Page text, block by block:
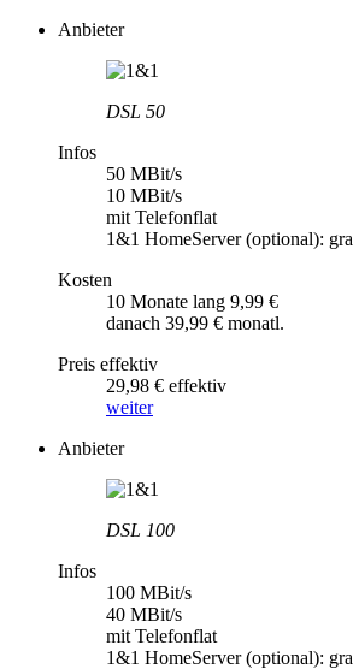
Anbieter
DSL 50
Infos
50 MBit/s
10 MBit/s
mit Telefonflat
1&1 HomeServer (optional):
Kosten
10 Monate lang 9,99 €
danach 39,99 € monatl.
Preis effektiv
29,98 € effektiv
weiter
Anbieter
DSL 100
Infos
100 MBit/s
40 MBit/s
mit Telefonflat
1&1 HomeServer (optional):